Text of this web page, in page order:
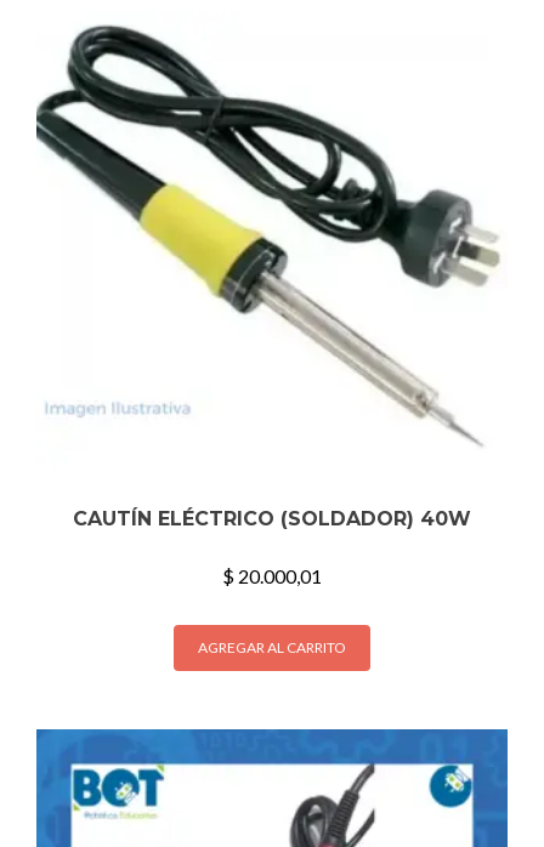
CAUTÍN ELÉCTRICO (SOLDADOR) 40W
$ 20.000,01
AGREGAR AL CARRITO